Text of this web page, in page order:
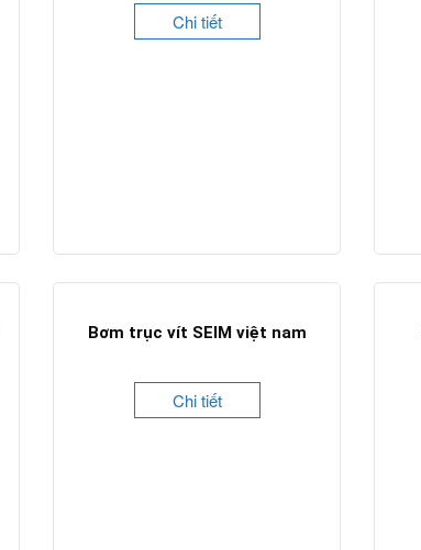
Chi tiết
Bơm trục vít SEIM việt nam
Chi tiết